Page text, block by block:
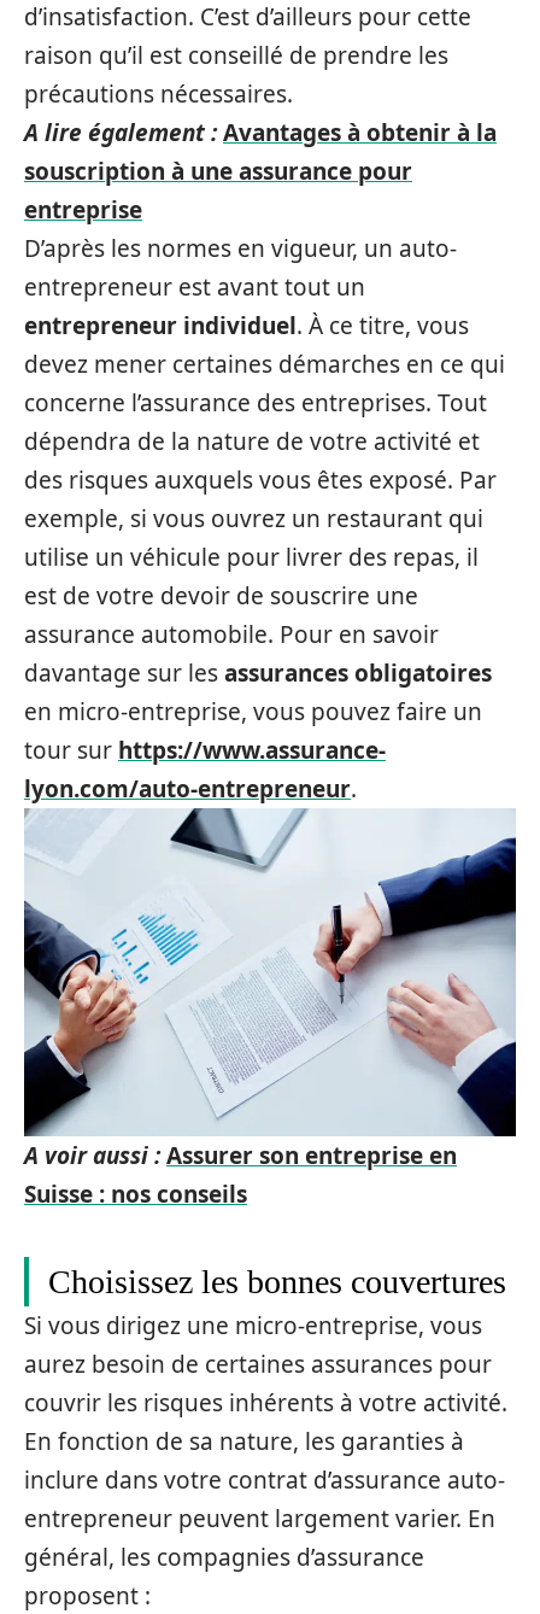
d’insatisfaction. C’est d’ailleurs pour cette
raison qu’il est conseillé de prendre les
précautions nécessaires.
A lire également :Avantages à obtenir à la
souscription à une assurance pour
entreprise
D’après les normes en vigueur, un auto-
entrepreneur est avant tout un
entrepreneur individuel. À ce titre, vous
devez mener certaines démarches en ce qui
concerne l’assurance des entreprises. Tout
dépendra de la nature de votre activité et
des risques auxquels vous êtes exposé. Par
exemple, si vous ouvrez un restaurant qui
utilise un véhicule pour livrer des repas, il
est de votre devoir de souscrire une
assurance automobile. Pour en savoir
davantage sur lesassurances obligatoires
en micro-entreprise, vous pouvez faire un
tour sur https://www.assurance-
lyon.com/auto-entrepreneur.
A voir aussi :Assurer son entreprise en
Suisse : nos conseils
Choisissez les bonnes couvertures
Si vous dirigez une micro-entreprise, vous
aurez besoin de certaines assurances pour
couvrir les risques inhérents à votre activité.
En fonction de sa nature, les garanties à
inclure dans votre contrat d’assurance auto-
entrepreneur peuvent largement varier. En
général, les compagnies d’assurance
proposent :